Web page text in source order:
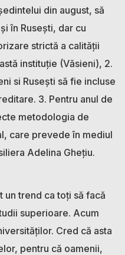
din august, să
în Rusești, dar cu
strictă a calității
instituție (Văsieni), 2.
si Rusești să fie incluse
3. Pentru anul de
metodologia de
care prevede în mediul
Adelina Ghețiu.
un trend ca toți să facă
superioare. Acum
Cred că asta
pentru că oamenii,